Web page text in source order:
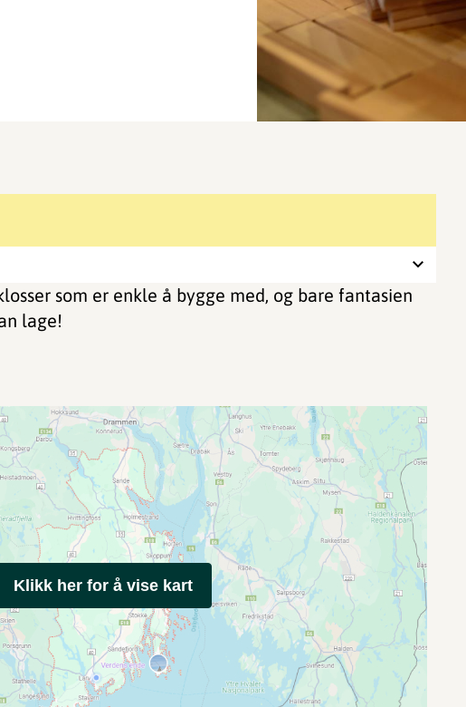
som er enkle å bygge med, og bare fantasien
lage!
Klikk her for å vise kart